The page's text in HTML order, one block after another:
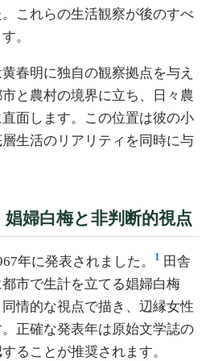
これらの生活観察が後のすべ
。
春明に独自の観察拠点を与え
と農村の境界に立ち、日々農
面します。この位置は彼の小
生活のリアリティを同時に与
娼婦白梅と非判断的視点
年に発表されました。 1 田舎
市で生計を立てる娼婦白梅
情的な視点で描き、辺縁女性
正確な発表年は原始文学誌の
ることが推奨されます。